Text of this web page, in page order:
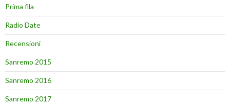
Prima fila
Radio Date
Recensioni
Sanremo 2015
Sanremo 2016
Sanremo 2017